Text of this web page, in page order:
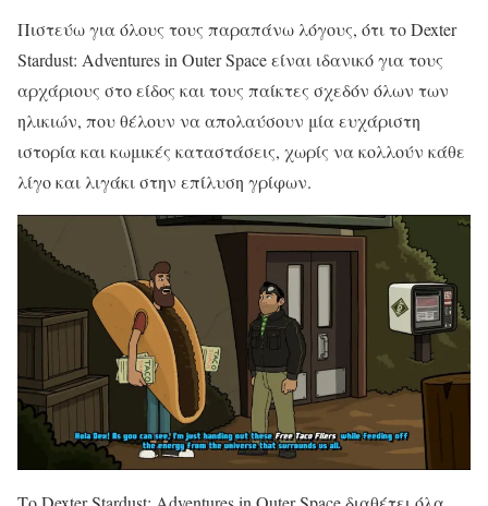
Πιστεύω για όλους τους παραπάνω λόγους, ότι το Dexter
Stardust: Adventures in Outer Space είναι ιδανικό για τους
αρχάριους στο είδος και τους παίκτες σχεδόν όλων των
ηλικιών, που θέλουν να απολαύσουν μία ευχάριστη
ιστορία και κωμικές καταστάσεις, χωρίς να κολλούν κάθε
λίγο και λιγάκι στην επίλυση γρίφων.